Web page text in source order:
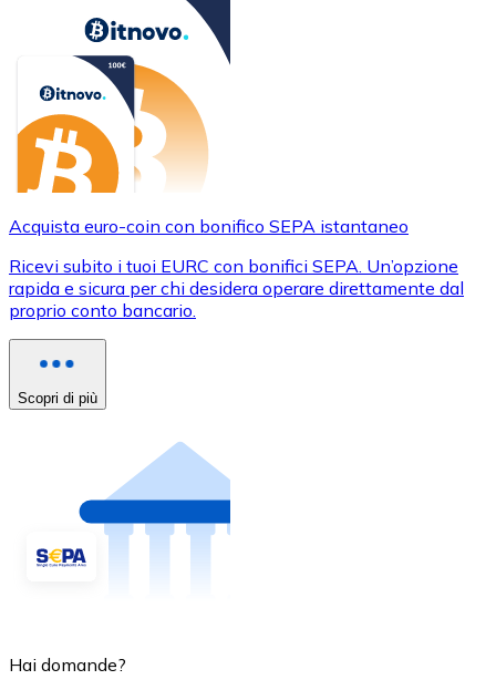
Acquista euro-coin con bonifico SEPA istantaneo
Ricevi subito i tuoi EURC con bonifici SEPA. Un’opzione
rapida e sicura per chi desidera operare direttamente dal
proprio conto bancario.
Scopri di più
Hai domande?